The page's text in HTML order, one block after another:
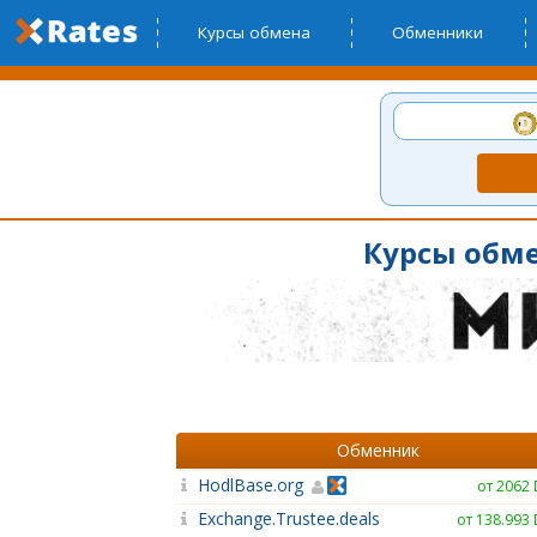
Курсы обмена Обменники
Курсы
Обменник
HodlBase.org
от 2062
Exchange.Trustee.deals от 138.993